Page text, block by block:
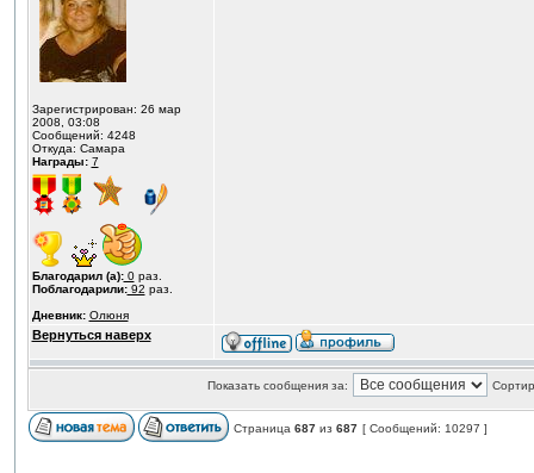
Зарегистрирован: 26 мар
2008, 03:08
Сообщений: 4248
Откуда: Самара
Награды: 7
Благодарил (а):0раз.
Поблагодарили:92 раз.
Дневник: Олюня
Вернуться наверх
Показать сообщения за:
Страница 687из 687 [ Сообщений: 10297 ]